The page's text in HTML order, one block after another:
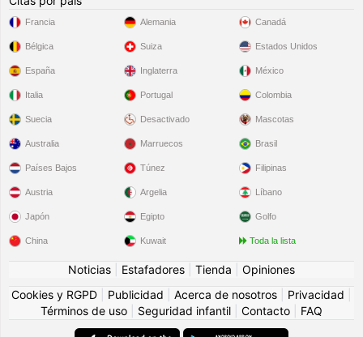
Francia
Bélgica
España
Italia
Suecia
Alemania
Suiza
Inglaterra
Portugal
Desactivado
Canadá
Estados Unidos
México
Colombia
Mascotas
Australia
Países Bajos
Austria
Japón
China
Marruecos
Túnez
Argelia
Egipto
Kuwait
Brasil
Filipinas
Líbano
Golfo
Toda la lista
Noticias Estafadores Tienda
Opiniones
Cookies y RGPD
Publicidad Acerca de nosotros Privacidad
Términos de uso
Seguridad infantil Contacto FAQ